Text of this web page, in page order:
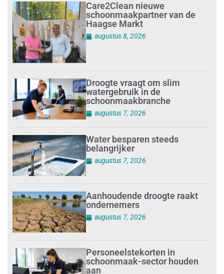
Care2Clean nieuwe
schoonmaakpartner van de
Haagse Markt
augustus 8, 2026
Droogte vraagt om slim
watergebruik in de
schoonmaakbranche
augustus 7, 2026
Water besparen steeds
belangrijker
augustus 7, 2026
Aanhoudende droogte raakt
ondernemers
augustus 7, 2026
Personeelstekorten in
schoonmaak-sector houden
aan